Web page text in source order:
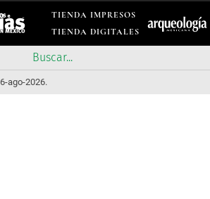
TIENDA IMPRESOS
TIENDA DIGITALES
6-ago-2026.